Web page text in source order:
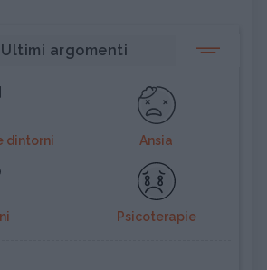
Ultimi argomenti
dintorni Ansia
Psicoterapie